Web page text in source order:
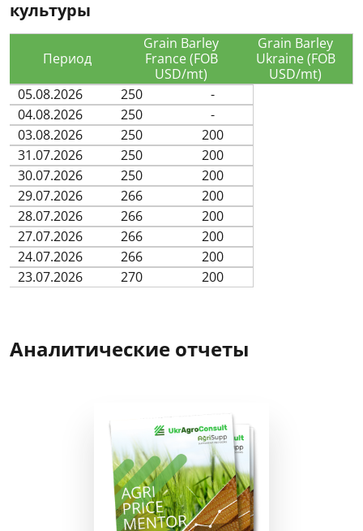
культуры
Период
Grain Barley
France (FOB
USD/mt)
Grain Barley
Ukraine (FOB
USD/mt)
05.08.2026
250
-
04.08.2026
250
-
03.08.2026
250
200
31.07.2026
250
200
30.07.2026
250
200
29.07.2026
266
200
28.07.2026
266
200
27.07.2026
266
200
24.07.2026
266
200
23.07.2026
270 200
Аналитические отчеты